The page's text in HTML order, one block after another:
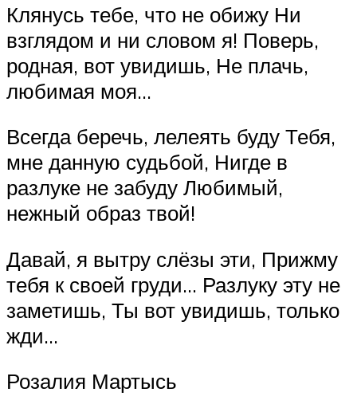
Клянусь тебе, что не обижу Ни
взглядом и ни словом я! Поверь,
родная, вот увидишь, Не плачь,
любимая моя…
Всегда беречь, лелеять буду Тебя,
мне данную судьбой, Нигде в
разлуке не забуду Любимый,
нежный образ твой!
Давай, я вытру слёзы эти, Прижму
тебя к своей груди… Разлуку эту не
заметишь, Ты вот увидишь, только
жди…
Розалия Мартысь